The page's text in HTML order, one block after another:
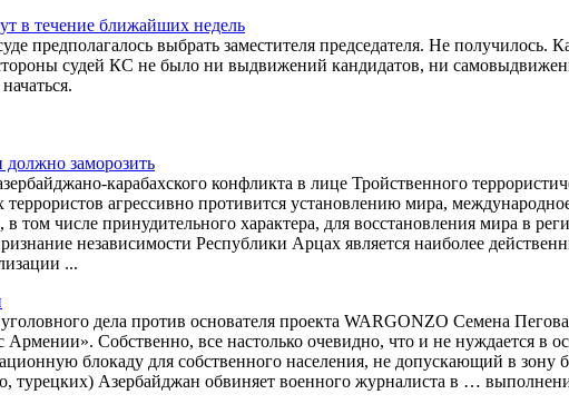
в течение ближайших недель
предполагалось выбрать заместителя председателя. Не получилось.
судей КС не было ни выдвижений кандидатов, ни
заморозить
карабахского конфликта в лице Тройственного
агрессивно противится установлению мира,
том числе принудительного характера, для восстановления мира в
независимости Республики Арцах является наиболее
...
дела против основателя проекта WARGONZO Cемена
Армении». Собственно, все настолько очевидно, что и не нуждается в
блокаду для собственного населения, не допускающий в зону
турецких) Азербайджан обвиняет военного журналиста в …